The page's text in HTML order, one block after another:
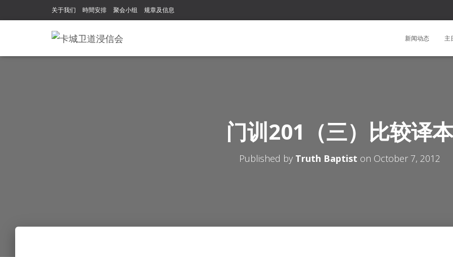
关于我们 時間安排 聚会小组 规章及信息
新闻动态 主
门训201（三）比较译本
Published by Truth Baptist on October 7, 2012